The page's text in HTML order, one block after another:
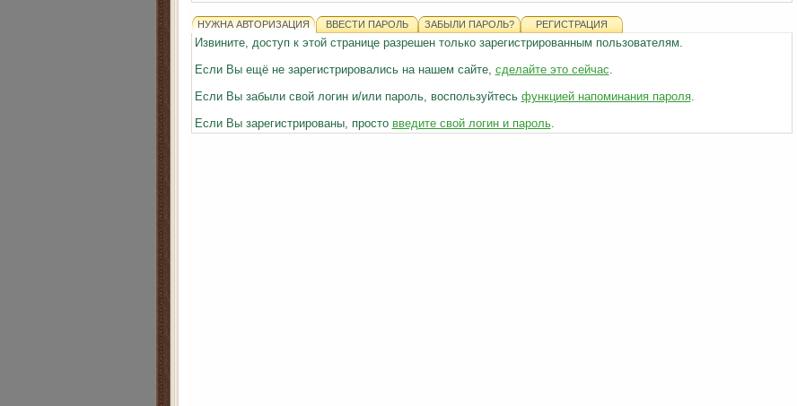
НУЖНА АВТОРИЗАЦИЯ ВВЕСТИ ПАРОЛЬ ЗАБЫЛИ ПАРОЛЬ? РЕГИСТРАЦИЯ
Извините, доступ к этой странице разрешен только зарегистрированным пользователям.
Если Вы ещё не зарегистрировались на нашем сайте, сделайте это сейчас.
Если Вы забыли свой логин и/или пароль, воспользуйтесь функцией напоминания пароля.
Если Вы зарегистрированы, просто введите свой логин и пароль.